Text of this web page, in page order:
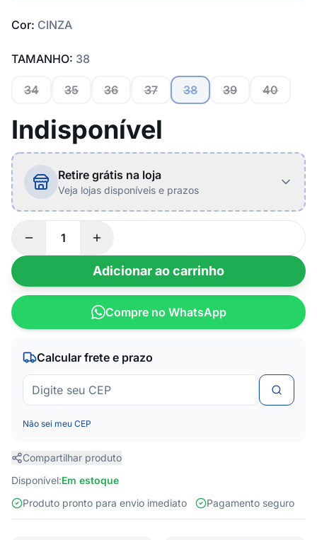
Cor: CINZA
TAMANHO: 38
34 35 36 37 38 39 40
Indisponível
Retire grátis na loja
Veja lojas disponíveis e prazos
Adicionar ao carrinho
Compre no WhatsApp
Calcular frete e prazo
Não sei meu CEP
Compartilhar produto
Disponível:Em estoque
Produto pronto para envio imediato
Pagamento seguro